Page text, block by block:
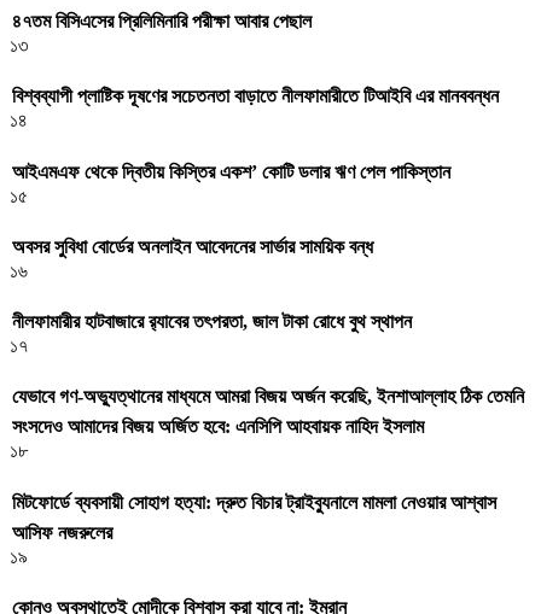
৪৭তম বিসিএসের প্রিলিমিনারি পরীক্ষা আবার পেছাল
১৩
বিশ্বব্যাপী প্লাষ্টিক দূষণের সচেতনতা বাড়াতে নীলফামারীতে টিআইবি এর মানববন্ধন
১৪
আইএমএফ থেকে দ্বিতীয় কিস্তির একশ’ কোটি ডলার ঋণ পেল পাকিস্তান
১৫
অবসর সুবিধা বোর্ডের অনলাইন আবেদনের সার্ভার সাময়িক বন্ধ
১৬
নীলফামারীর হাটবাজারে র‌্যাবের তৎপরতা, জাল টাকা রোধে বুথ স্থাপন
১৭
যেভাবে গণ-অভ্যুত্থানের মাধ্যমে আমরা বিজয় অর্জন করেছি, ইনশাআল্লাহ ঠিক তেমনি
সংসদেও আমাদের বিজয় অর্জিত হবে: এনসিপি আহবায়ক নাহিদ ইসলাম
১৮
মিটফোর্ডে ব্যবসায়ী সোহাগ হত্যা: দ্রুত বিচার ট্রাইব্যুনালে মামলা নেওয়ার আশ্বাস
আসিফ নজরুলের
১৯
কোনও অবস্থাতেই মোদীকে বিশ্বাস করা যাবে না: ইমরান